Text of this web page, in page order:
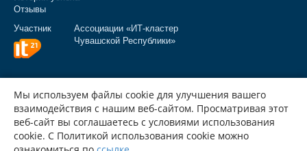
Отзывы
Участник
Ассоциации «ИТ‑кластер
Чувашской Республики»
Мы используем файлы cookie для улучшения вашего
взаимодействия с нашим веб-сайтом. Просматривая этот
веб-сайт вы соглашаетесь с условиями использования
cookie. С Политикой использования cookie можно